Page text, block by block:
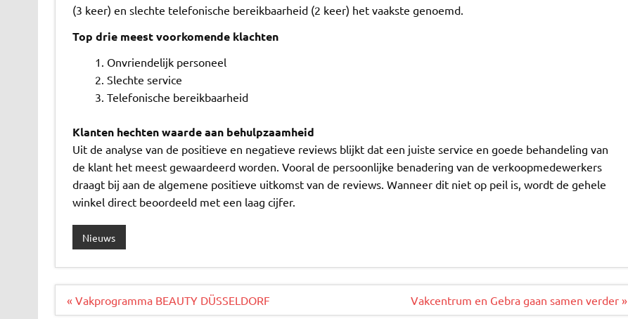
(3 keer) en slechte telefonische bereikbaarheid (2 keer) het vaakste genoemd.
Top drie meest voorkomende klachten
Onvriendelijk personeel
Slechte service
Telefonische bereikbaarheid
Klanten hechten waarde aan behulpzaamheid
Uit de analyse van de positieve en negatieve reviews blijkt dat een juiste service en goede behandeling van
de klant het meest gewaardeerd worden. Vooral de persoonlijke benadering van de verkoopmedewerkers
draagt bij aan de algemene positieve uitkomst van de reviews. Wanneer dit niet op peil is, wordt de gehele
winkel direct beoordeeld met een laag cijfer.
Nieuws
Bericht
navigatie
« Vakprogramma BEAUTY DÜSSELDORF Vakcentrum en Gebra gaan samen verder »